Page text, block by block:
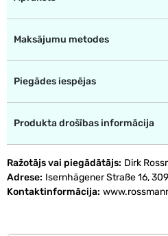
Maksājumu metodes
Piegādes iespējas
Produkta drošības informācija
Ražotājs vai piegādātājs Dirk
Adrese Isernhägener Straße 16,
Kontaktinformācija